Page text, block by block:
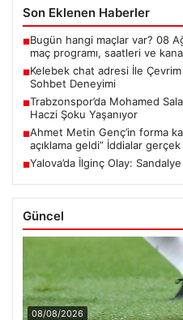
Son Eklenen Haberler
■Bugün hangi maçlar var? 08
maç programı, saatleri ve
■Kelebek chat adresi İle
Sohbet Deneyimi
■Trabzonspor’da Mohamed
Haczi Şoku Yaşanıyor
■Ahmet Metin Genç’in forma
açıklama geldi” İddialar gerçek
■Yalova’da İlginç Olay:
Güncel
08/08/2026